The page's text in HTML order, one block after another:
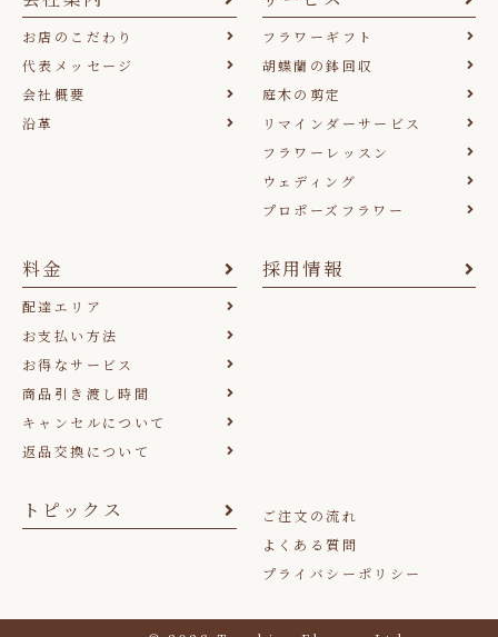
お店のこだわり
代表メッセージ
会社概要
沿革
フラワーギフト
胡蝶蘭の鉢回収
庭木の剪定
リマインダーサービス
フラワーレッスン
ウェディング
プロポーズフラワー
料金
配達エリア
お支払い方法
お得なサービス
商品引き渡し時間
キャンセルについて
返品交換について
採用情報
トピックス
ご注文の流れ
よくある質問
プライバシーポリシー